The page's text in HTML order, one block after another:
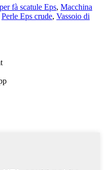
fà scatule Eps, Macchina
Perle Eps crude, Vassoio di